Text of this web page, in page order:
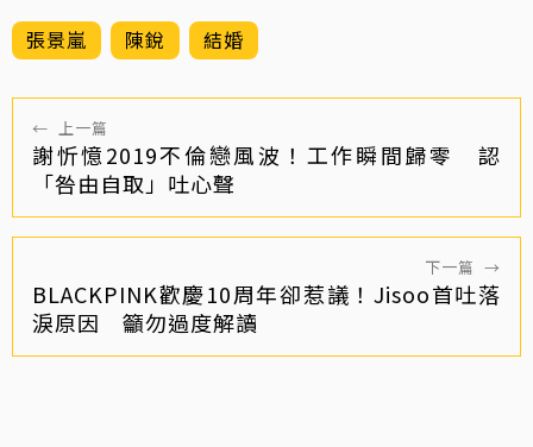
張景嵐 陳銳 結婚
← 上一篇
謝忻憶2019不倫戀風波！工作瞬間歸零 認
「咎由自取」吐心聲
下一篇 →
BLACKPINK歡慶10周年卻惹議！Jisoo首吐落
淚原因 籲勿過度解讀